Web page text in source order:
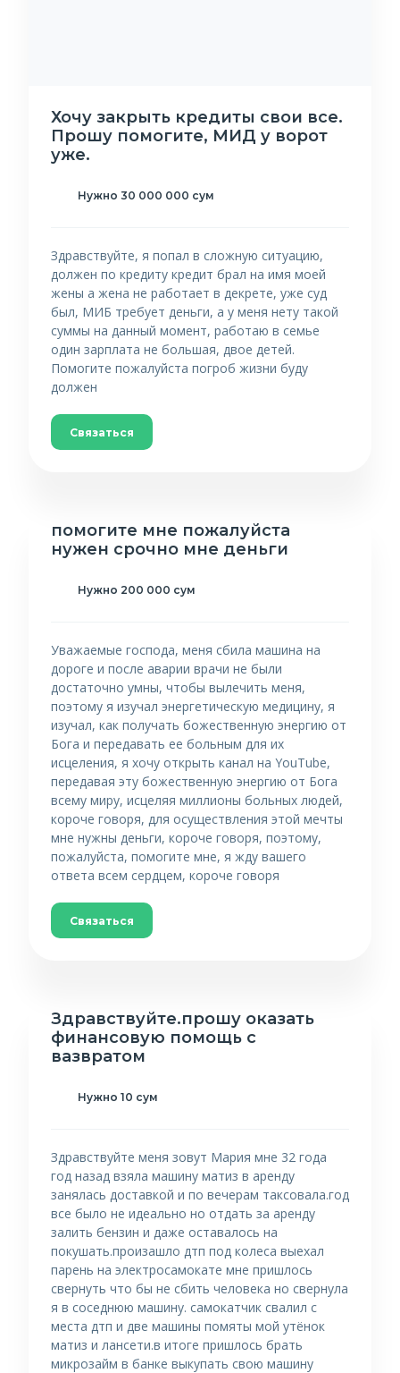
Хочу закрыть кредиты свои все.
Прошу помогите, МИД у ворот
уже.
Нужно 30 000 000 сум
Здравствуйте, я попал в сложную ситуацию,
должен по кредиту кредит брал на имя моей
жены а жена не работает в декрете, уже суд
был, МИБ требует деньги, а у меня нету такой
суммы на данный момент, работаю в семье
один зарплата не большая, двое детей.
Помогите пожалуйста погроб жизни буду
должен
Связаться
помогите мне пожалуйста
нужен срочно мне деньги
Нужно 200 000 сум
Уважаемые господа, меня сбила машина на
дороге и после аварии врачи не были
достаточно умны, чтобы вылечить меня,
поэтому я изучал энергетическую медицину, я
изучал, как получать божественную энергию от
Бога и передавать ее больным для их
исцеления, я хочу открыть канал на YouTube,
передавая эту божественную энергию от Бога
всему миру, исцеляя миллионы больных людей,
короче говоря, для осуществления этой мечты
мне нужны деньги, короче говоря, поэтому,
пожалуйста, помогите мне, я жду вашего
ответа всем сердцем, короче говоря
Связаться
Здравствуйте.прошу оказать
финансовую помощь с
вазвратом
Нужно 10 сум
Здравствуйте меня зовут Мария мне 32 года
год назад взяла машину матиз в аренду
занялась доставкой и по вечерам таксовала.год
все было не идеально но отдать за аренду
залить бензин и даже оставалось на
покушать.произашло дтп под колеса выехал
парень на электросамокате мне пришлось
свернуть что бы не сбить человека но свернула
я в соседнюю машину. самокатчик свалил с
места дтп и две машины помяты мой утёнок
матиз и лансети.в итоге пришлось брать
микрозайм в банке выкупать свою машину